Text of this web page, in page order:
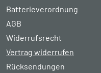
Batterieverordnung
AGB
Widerrufsrecht
Vertrag widerrufen
Rücksendungen